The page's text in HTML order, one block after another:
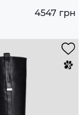
4547 грн